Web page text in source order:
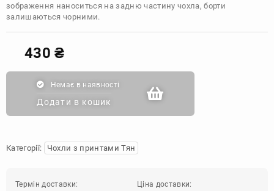
зображення наноситься на задню частину чохла, борти
залишаються чорними.
430₴
Немає в наявності
Додати в кошик
Категорії: Чохли з принтами Тян
Термін доставки: Ціна доставки: